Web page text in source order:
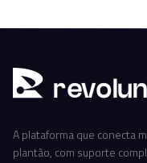
rev
A plataforma que conecta
plantão, com suporte